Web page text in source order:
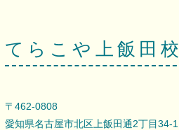
てらこや上飯田校
〒462-0808
愛知県名古屋市北区上飯田通2丁目34-1